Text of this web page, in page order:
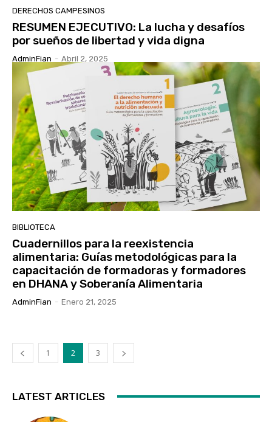
DERECHOS CAMPESINOS
RESUMEN EJECUTIVO: La lucha y desafíos
por sueños de libertad y vida digna
AdminFian - Abril 2, 2025
BIBLIOTECA
Cuadernillos para la reexistencia
alimentaria: Guías metodológicas para la
capacitación de formadoras y formadores
en DHANA y Soberanía Alimentaria
AdminFian - Enero 21, 2025
1 2 3
LATEST ARTICLES